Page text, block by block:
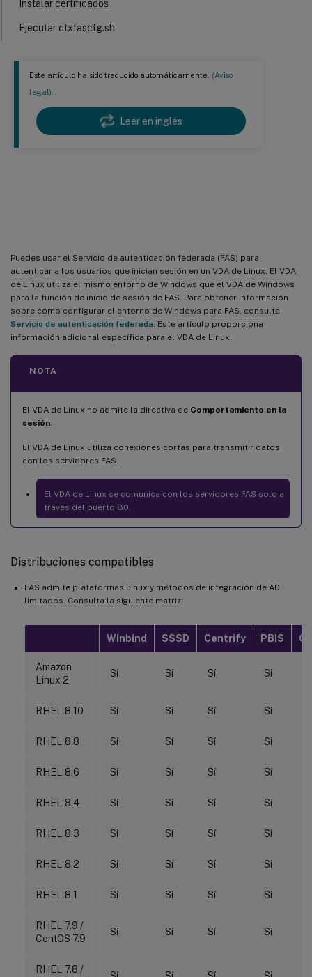
Este artículo ha sido traducido automáticamente. (Aviso
legal)
Leer en inglés
Puedes usar el Servicio de autenticación federada (FAS) para
autenticar a los usuarios que inician sesión en un VDA de Linux. El VDA
de Linux utiliza el mismo entorno de Windows que el VDA de Windows
para la función de inicio de sesión de FAS. Para obtener información
sobre cómo configurar el entorno de Windows para FAS, consulta
Servicio de autenticación federada . Este artículo proporciona
información adicional específica para el VDA de Linux.
NOTA
El VDA de Linux no admite la directiva de Comportamiento en la
sesión
El VDA de Linux utiliza conexiones cortas para transmitir datos
con los servidores FAS.
El VDA de Linux se comunica con los servidores FAS solo a
través del puerto 80.
Distribuciones compatibles
FAS admite plataformas Linux y métodos de integración de AD
limitados. Consulta la siguiente matriz:
Winbind SSSD Centrify PBIS
Amazon
Linux 2
Sí Sí Sí Sí
RHEL 8.10 Sí Sí Sí Sí
RHEL 8.8 Sí Sí Sí Sí
RHEL 8.6 Sí Sí Sí Sí
RHEL 8.4 Sí Sí Sí Sí
RHEL 8.3 Sí Sí Sí Sí
RHEL 8.2 Sí Sí Sí Sí
RHEL 8.1 Sí Sí Sí Sí
RHEL 7.9 /
CentOS 7.9
Sí Sí Sí Sí
RHEL 7.8 /
Instalar certificados
Ejecutar ctxfascfg.sh
Solución de problemas
Error de configuración del servidor FAS
Configuración incorrecta del certificado de CA